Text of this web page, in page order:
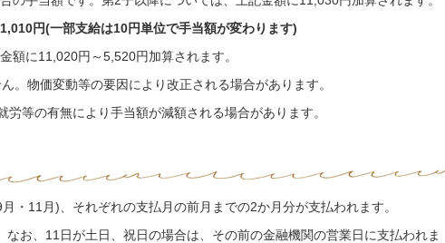
円(一部支給は10円単位で手当額が変わります)
額に11,020円～5,520円加算されます。
。物価変動等の要因により改正される場合があります。
労等の有無により手当額が減額される場合があります。
・11月)、それぞれの支払月の前月までの2か月分が支払われます。
お、11日が土日、祝日の場合は、その前の金融機関の営業日に支払われま